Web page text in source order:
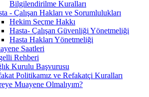
Bilgilendirilme Kuralları
- Çalışan Hakları ve Sorumlulukları
Hekim Seçme Hakkı
Hasta- Çalışan Güvenliği Yönetmeliği
Hasta Hakları Yönetmeliği
Saatleri
Rehberi
Kurulu Başvurusu
Politikamız ve Refakatçi Kuralları
Muayene Olmalıyım?